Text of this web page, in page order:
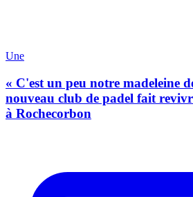
Une
« C'est un peu notre madeleine
nouveau club de padel fait
à Rochecorbon